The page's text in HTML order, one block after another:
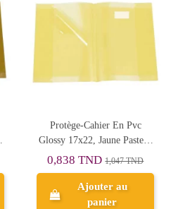
Protège-Cahier En Pvc
Glossy 17x22, Jaune Pastel -
Purple
0,838 TND1,047 TND
Ajouter au
panier